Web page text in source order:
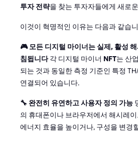
투자 전략을 찾는 투자자들에게 새로
이것이 혁명적인 이유는 다음과 같습
🎮 모든 디지털 마이너는 실제, 활성
침됩니다각 디지털 마이너 NFT는 산
되는 것과 동일한 측정 기준인 특정
연결되어 있습니다.
🔧 완전히 유연하고 사용자 정의 가능
의 휴대폰이나 브라우저에서 해시레
에너지 효율을 높이거나, 구성을 변경